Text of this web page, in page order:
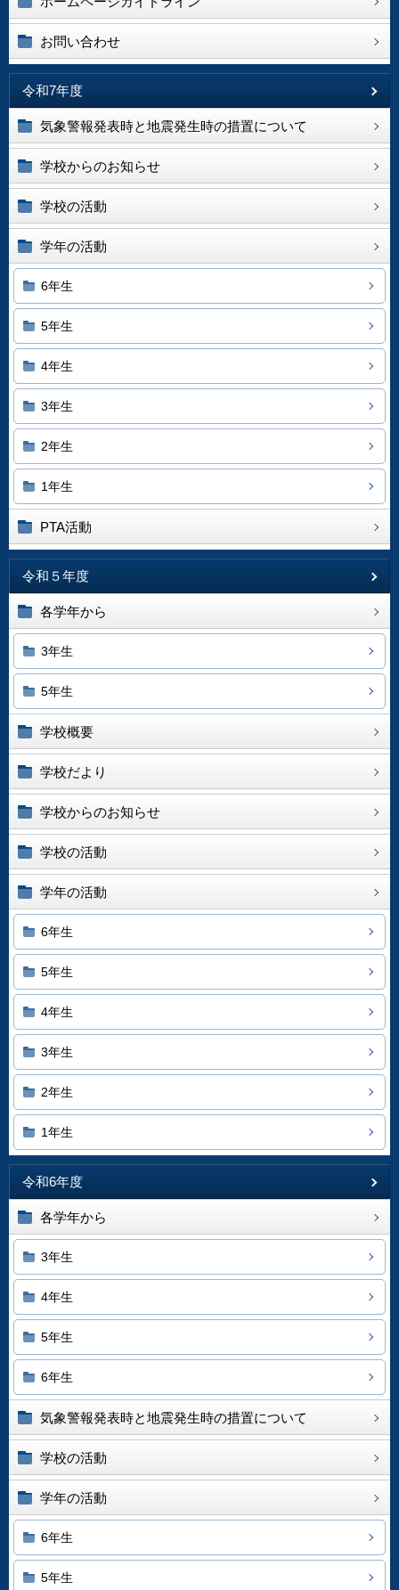
お問い合わせ
令和7年度
気象警報発表時と地震発生時の措置について
学校からのお知らせ
学校の活動
学年の活動
6年生
5年生
4年生
3年生
2年生
1年生
PTA活動
令和５年度
各学年から
3年生
5年生
学校概要
学校だより
学校からのお知らせ
学校の活動
学年の活動
6年生
5年生
4年生
3年生
2年生
1年生
令和6年度
各学年から
3年生
4年生
5年生
6年生
気象警報発表時と地震発生時の措置について
学校の活動
学年の活動
6年生
5年生